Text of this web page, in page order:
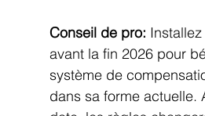
Conseil de pro:
avant la fin 2026 pour
système de
dans sa forme actuelle.